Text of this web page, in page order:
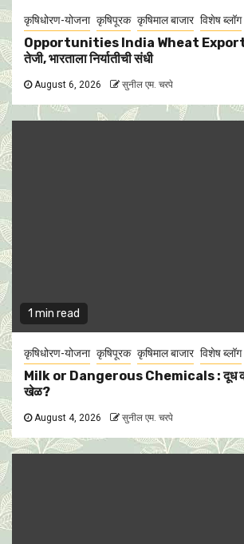
कृषिधोरण-योजना कृषिपूरक कृषिमाल बाजार विशेष ब्लॉग
Opportunities India Wheat Exports :
तेजी, भारताला निर्यातीची संधी
August 6, 2026 सुनील एम. चरपे
1 min read
कृषिधोरण-योजना कृषिपूरक कृषिमाल बाजार विशेष ब्लॉग
Milk or Dangerous Chemicals : दूध की
खेळ?
August 4, 2026 सुनील एम. चरपे